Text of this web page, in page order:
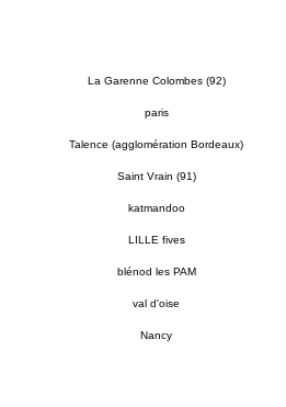
La Garenne Colombes (92)
paris
Talence (agglomération Bordeaux)
Saint Vrain (91)
katmandoo
LILLE fives
blénod les PAM
val d'oise
Nancy